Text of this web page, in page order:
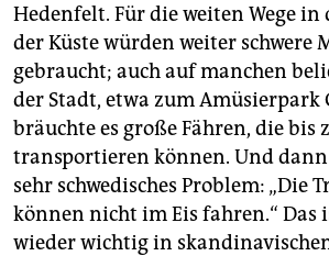
Hedenfelt. Für die weiten Wege in
der Küste würden weiter schwere
gebraucht; auch auf manchen
der Stadt, etwa zum Amüsierpark
bräuchte es große Fähren, die bis
transportieren können. Und
sehr schwedisches Problem: „Die
können nicht im Eis fahren.“ Das
wieder wichtig in